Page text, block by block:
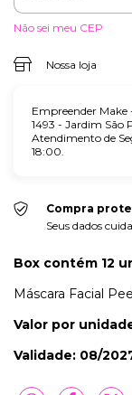
Não sei meu CEP
Nossa loja
Empreender Make
1493 - Jardim São
Atendimento de
18:00.
Compra
Seus dados
Box contém 12
Máscara Facial
Valor por
Validade: 08/